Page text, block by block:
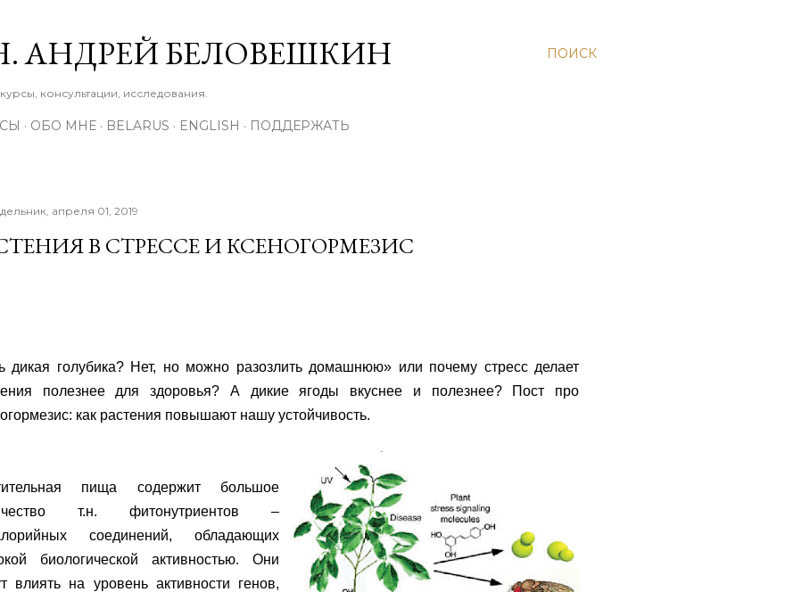
ПОИСК
АНДРЕЙ БЕЛОВЕШКИН
консультации, исследования.
ОБО МНЕ BELARUS ENGLISH ПОДДЕРЖАТЬ
апреля 01, 2019
В СТРЕССЕ И КСЕНОГОРМЕЗИС
дикая голубика? Нет, но можно разозлить домашнюю» или почему стресс делает
полезнее для здоровья? А дикие ягоды вкуснее и полезнее? Пост про
как растения повышают нашу устойчивость.
пища содержит большое
т.н. фитонутриентов –
соединений, обладающих
биологической активностью. Они
влиять на уровень активности генов,